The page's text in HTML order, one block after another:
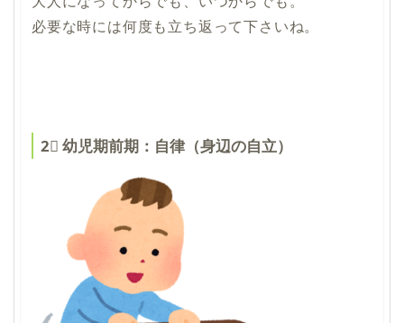
必要な時には何度も立ち返って下さいね。
2⃣ 幼児期前期：自律（身辺の自立）